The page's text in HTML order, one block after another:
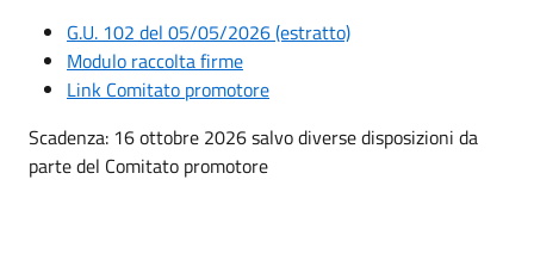
G.U. 102 del 05/05/2026 (estratto)
Modulo raccolta firme
Link Comitato promotore
Scadenza: 16 ottobre 2026 salvo diverse disposizioni da
parte del Comitato promotore